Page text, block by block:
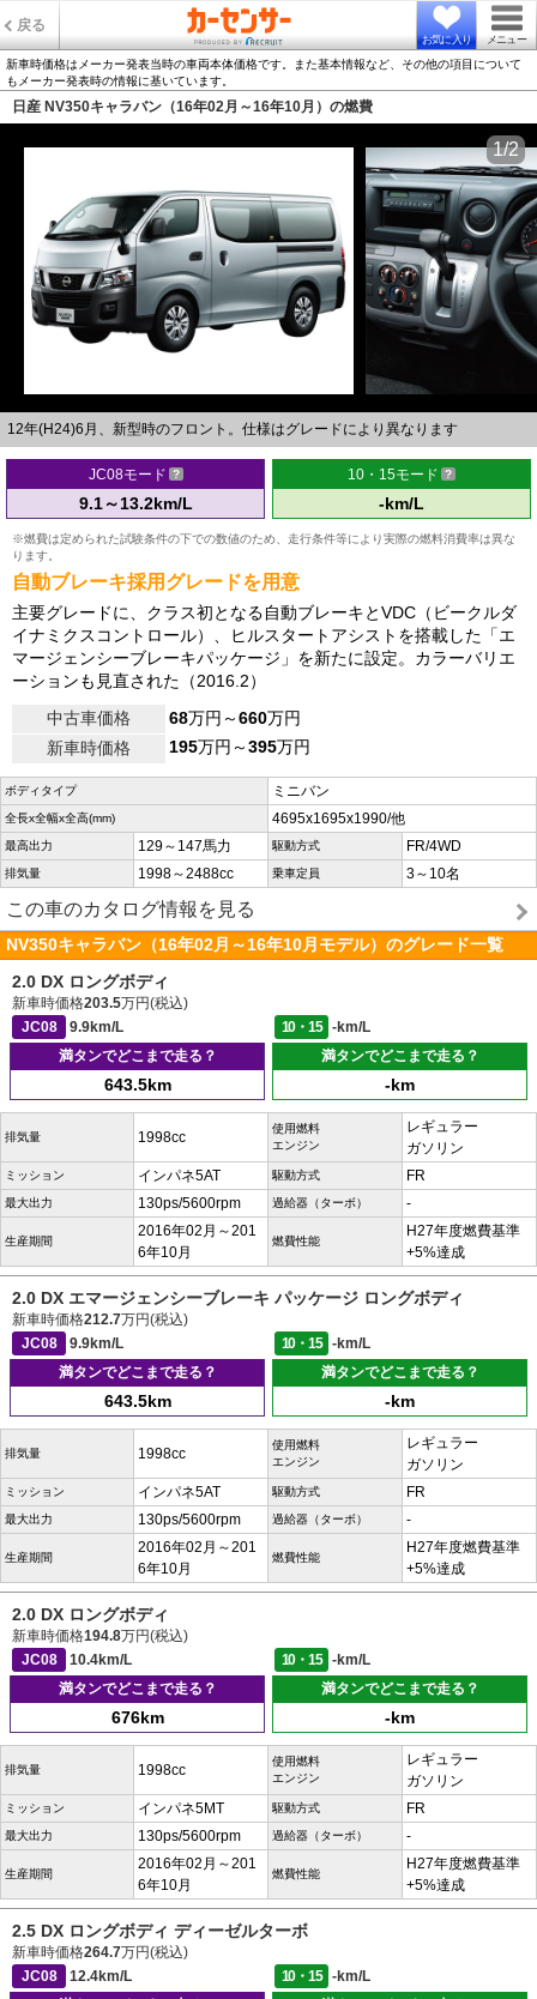
戻る
お気に入り メニュー
新車時価格はメーカー発表当時の車両本体価格です。また基本情報など、その他の項目について
もメーカー発表時の情報に基いています。
日産 NV350キャラバン（16年02月～16年10月）の燃費
12年(H24)6月、新型時のフロント。仕様はグレードにより異なります
1/2
JC08モード
9.1～13.2km/L
10・15モード
-km/L
※燃費は定められた試験条件の下での数値のため、走行条件等により実際の燃料消費率は異な
ります。
自動ブレーキ採用グレードを用意
主要グレードに、クラス初となる自動ブレーキとVDC（ビークルダ
イナミクスコントロール）、ヒルスタートアシストを搭載した「エ
マージェンシーブレーキパッケージ」を新たに設定。カラーバリエ
ーションも見直された（2016.2）
中古車価格
68万円～660万円
新車時価格
195万円～395万円
ボディタイプ ミニバン
全長x全幅x全高(mm) 4695x1695x1990/他
最高出力 129～147馬力 駆動方式 FR/4WD
排気量 1998～2488cc 乗車定員 3～10名
この車のカタログ情報を見る
NV350キャラバン（16年02月～16年10月モデル）のグレード一覧
2.0 DX ロングボディ
新車時価格203.5万円(税込)
JC08
9.9km/L 10・15
-km/L
満タンでどこまで走る？
643.5km
満タンでどこまで走る？
-km
排気量 1998cc
使用燃料
エンジン
レギュラー
ガソリン
ミッション インパネ5AT 駆動方式 FR
最大出力 130ps/5600rpm 過給器（ターボ） -
生産期間
2016年02月～201
6年10月
燃費性能
H27年度燃費基準
+5%達成
2.0 DX エマージェンシーブレーキ パッケージ ロングボディ
新車時価格212.7万円(税込)
JC08
9.9km/L 10・15
-km/L
満タンでどこまで走る？
643.5km
満タンでどこまで走る？
-km
排気量 1998cc
使用燃料
エンジン
レギュラー
ガソリン
ミッション インパネ5AT 駆動方式 FR
最大出力 130ps/5600rpm 過給器（ターボ） -
生産期間
2016年02月～201
6年10月
燃費性能
H27年度燃費基準
+5%達成
2.0 DX ロングボディ
新車時価格194.8万円(税込)
JC08
10.4km/L 10・15
-km/L
満タンでどこまで走る？
676km
満タンでどこまで走る？
-km
排気量 1998cc
使用燃料
エンジン
レギュラー
ガソリン
ミッション インパネ5MT 駆動方式 FR
最大出力 130ps/5600rpm 過給器（ターボ） -
生産期間
2016年02月～201
6年10月
燃費性能
H27年度燃費基準
+5%達成
2.5 DX ロングボディ ディーゼルターボ
新車時価格264.7万円(税込)
JC08
12.4km/L 10・15
-km/L